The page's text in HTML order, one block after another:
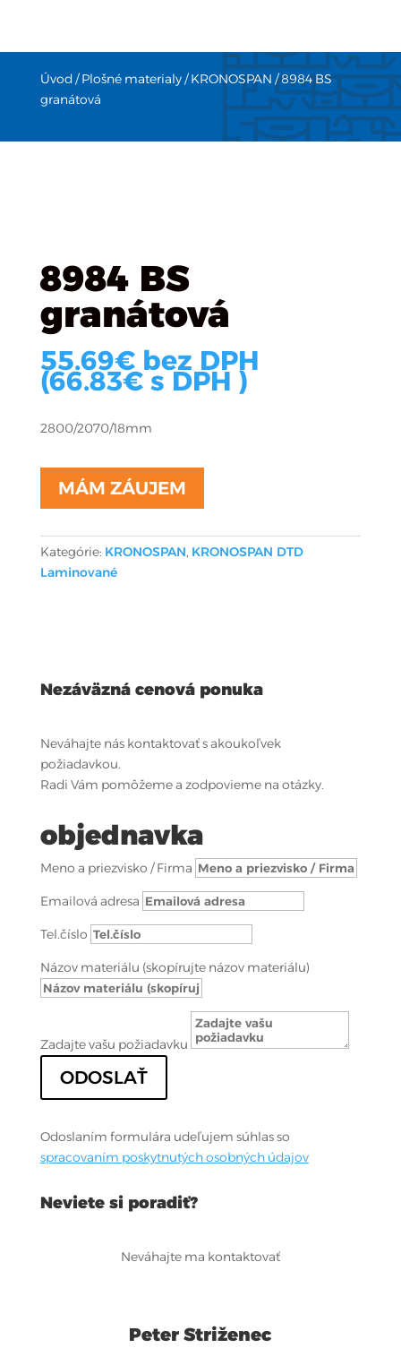
Úvod/Plošné materialy/KRONOSPAN/ 8984 BS
granátová
8984 BS
granátová
55.69€ bez DPH
(66.83€s DPH )
2800/2070/18mm
MÁM ZÁUJEM
Kategórie: KRONOSPAN, KRONOSPAN DTD
Laminované
Nezáväzná cenová ponuka
Neváhajte nás kontaktovať s akoukoľvek
požiadavkou.
Radi Vám pomôžeme a zodpovieme na otázky.
objednavka
Meno a priezvisko / Firma
Emailová adresa
Tel.číslo
Názov materiálu (skopírujte názov materiálu)
Zadajte vašu požiadavku
ODOSLAŤ
Odoslaním formulára udeľujem súhlas so
spracovaním poskytnutých osobných údajov
Neviete si poradiť?
Neváhajte ma kontaktovať
Peter Striženec